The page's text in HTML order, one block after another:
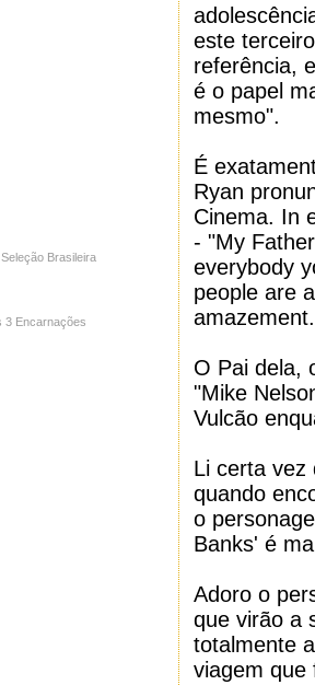
este
referência,
é o papel
mesmo".
É
Ryan
Cinema. In
- "My
everybody
people are
O Pai dela,
"Mike
Vulcão
Li certa vez
quando
o
Banks' é
Adoro o
que virão a
totalmente
viagem que
Brasileira
3 Encarnações